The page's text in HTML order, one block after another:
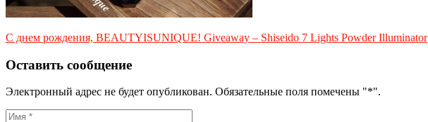
С днем рождения, BEAUTYISUNIQUE! Giveaway – Shiseido 7 Lights Powder Illuminator
Оставить сообщение
Электронный адрес не будет опубликован. Обязательные поля помечены "*".